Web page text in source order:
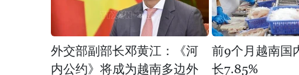
外交部副部长邓黄江：《河
内公约》将成为越南多边外
前9个月越南国
长7.85%